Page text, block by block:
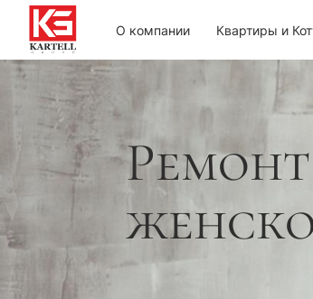
О компании Квартиры и